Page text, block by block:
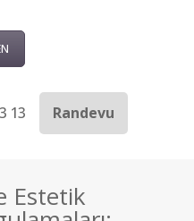
13 Randevu
Estetik